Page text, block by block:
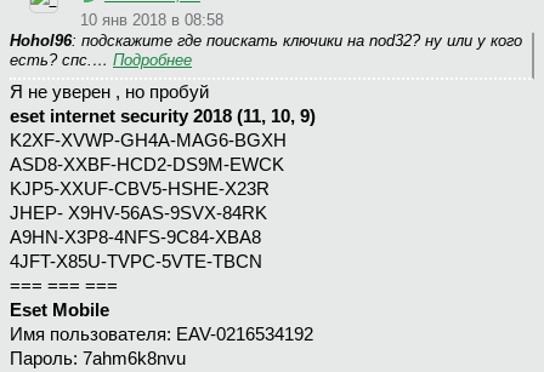
10 янв 2018 в 08:58
Hohol96: подскажите где поискать ключики на nod32? ну или у кого
есть? спс.… Подробнее
Я не уверен , но пробуй
eset internet security 2018 (11, 10, 9)
K2XF-XVWP-GH4A-MAG6-BGXH
ASD8-XXBF-HCD2-DS9M-EWCK
KJP5-XXUF-CBV5-HSHE-X23R
JHEP- X9HV-56AS-9SVX-84RK
A9HN-X3P8-4NFS-9C84-XBA8
4JFT-X85U-TVPC-5VTE-TBCN
=== === ===
Eset Mobile
Имя пользователя: EAV-0216534192
Пароль: 7ahm6k8nvu